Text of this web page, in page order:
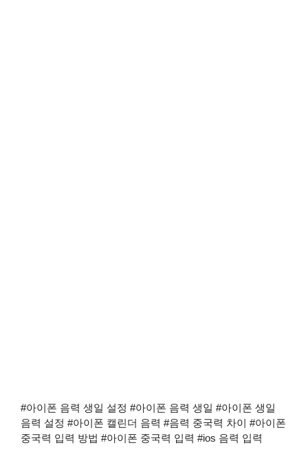
#아이폰 음력 생일 설정 #아이폰 음력 생일 #아이폰 생일
음력 설정 #아이폰 캘린더 음력 #음력 중국력 차이 #아이폰
중국력 입력 방법 #아이폰 중국력 입력 #ios 음력 입력